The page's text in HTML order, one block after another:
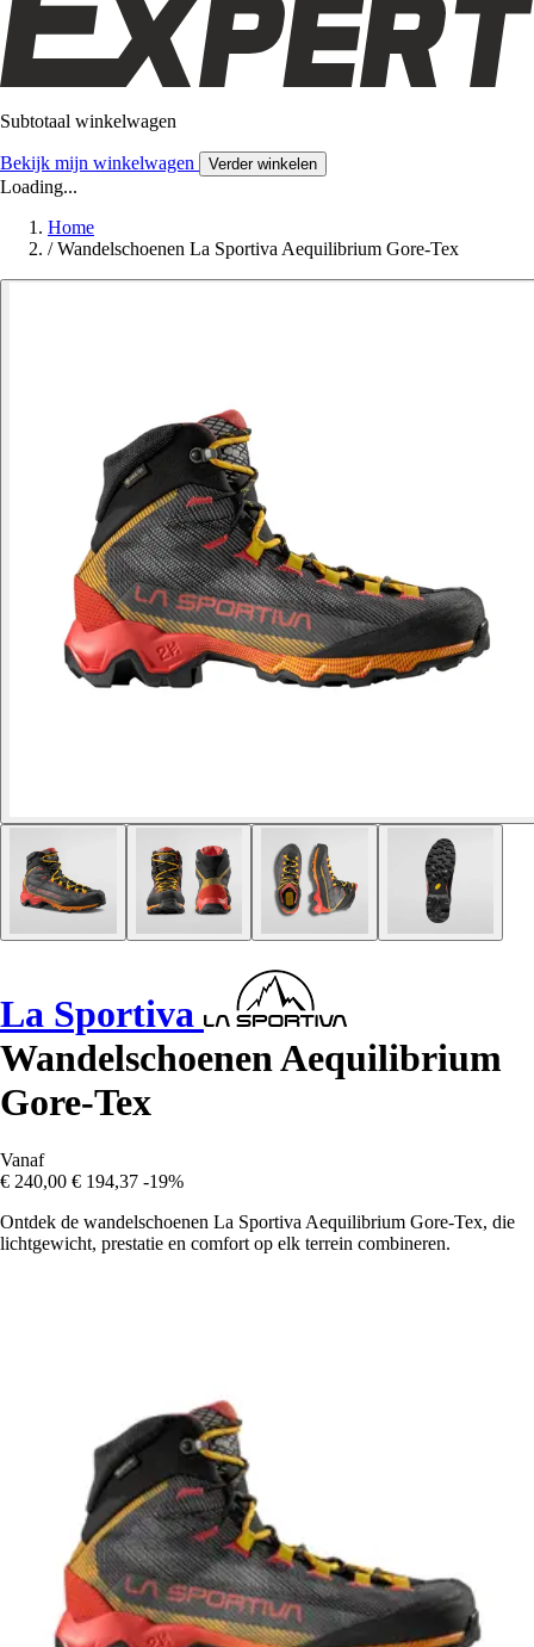
Subtotaal winkelwagen
Bekijk mijn winkelwagen Verder winkelen
Loading...
Home
/ Wandelschoenen La Sportiva Aequilibrium Gore-Tex
La Sportiva
Wandelschoenen Aequilibrium
Gore-Tex
Vanaf
€ 240,00 € 194,37 -19%
Ontdek de wandelschoenen La Sportiva Aequilibrium Gore-Tex, die
lichtgewicht, prestatie en comfort op elk terrein combineren.